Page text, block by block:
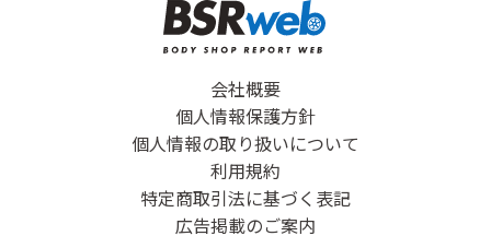
会社概要
個人情報保護方針
個人情報の取り扱いについて
利用規約
特定商取引法に基づく表記
広告掲載のご案内